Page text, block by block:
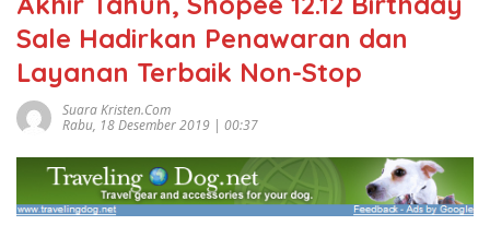
Sale Hadirkan Penawaran dan
Layanan Terbaik Non-Stop
Suara Kristen.com
Rabu, 18 Desember 2019 | 00:37